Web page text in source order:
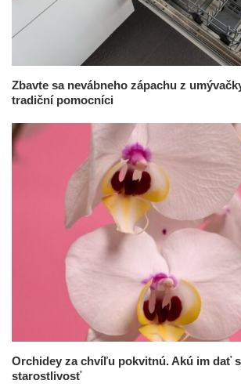
Zbavte sa nevábneho zápachu z
tradiční pomocníci
Orchidey za chvíľu pokvitnú. Akú im dať
starostlivosť